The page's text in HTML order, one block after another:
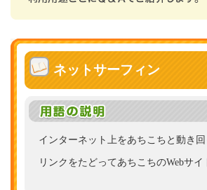
ネットサーフィン
インターネット上をあちこちと動き
リンクをたどってあちこちのWebサ